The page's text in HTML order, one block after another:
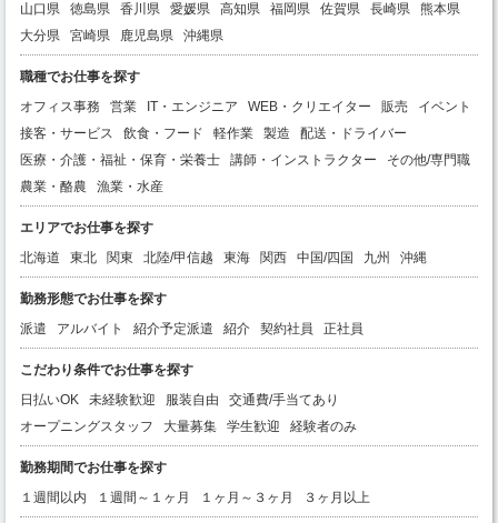
山口県
徳島県 香川県 愛媛県 高知県 福岡県 佐賀県 長崎県
熊本県
大分県
宮崎県 鹿児島県 沖縄県
職種でお仕事を探す
オフィス事務
営業 IT・エンジニア WEB・クリエイター 販売
イベント
接客・サービス
飲食・フード 軽作業 製造
配送・ドライバー
医療・介護・福祉・保育・栄養士
講師・インストラクター
その他/専門職
農業・酪農
漁業・水産
エリアでお仕事を探す
北海道
東北 関東 北陸/甲信越 東海 関西 中国/四国 九州 沖縄
勤務形態でお仕事を探す
派遣
アルバイト 紹介予定派遣 紹介 契約社員 正社員
こだわり条件でお仕事を探す
日払いOK
未経験歓迎 服装自由
交通費/手当てあり
オープニングスタッフ
大量募集 学生歓迎 経験者のみ
勤務期間でお仕事を探す
１週間以内
１週間～１ヶ月 １ヶ月～３ヶ月 ３ヶ月以上